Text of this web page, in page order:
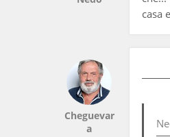
casa
Cheguevar
a